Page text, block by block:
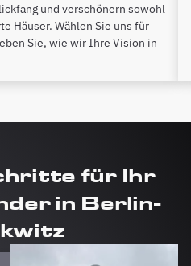
und verschönern sowohl
Häuser. Wählen Sie uns für
Sie, wie wir Ihre Vision in
für Ihr
in Berlin-